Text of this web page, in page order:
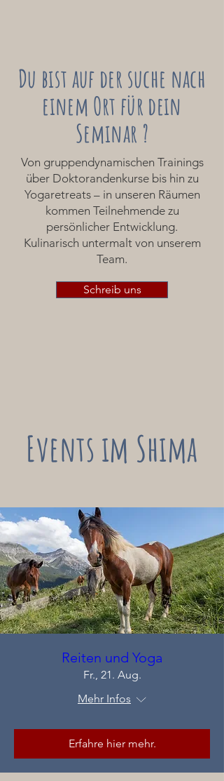
Du bist auf der suche nach
einem Ort für dein
Seminar ?
Von gruppendynamischen Trainings
über Doktorandenkurse bis hin zu
Yogaretreats – in unseren Räumen
kommen Teilnehmende zu
persönlicher Entwicklung.
Kulinarisch untermalt von unserem
Team.
Schreib uns
Events im Shima
Reiten und Yoga
Fr., 21. Aug.
Mehr Infos
Erfahre hier mehr.